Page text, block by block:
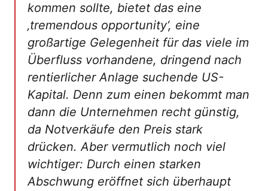
kommen sollte, bietet das eine
‚tremendous opportunity‘, eine
großartige Gelegenheit für das viele im
Überfluss vorhandene, dringend nach
rentierlicher Anlage suchende US-
Kapital. Denn zum einen bekommt man
dann die Unternehmen recht günstig,
da Notverkäufe den Preis stark
drücken. Aber vermutlich noch viel
wichtiger: Durch einen starken
Abschwung eröffnet sich überhaupt